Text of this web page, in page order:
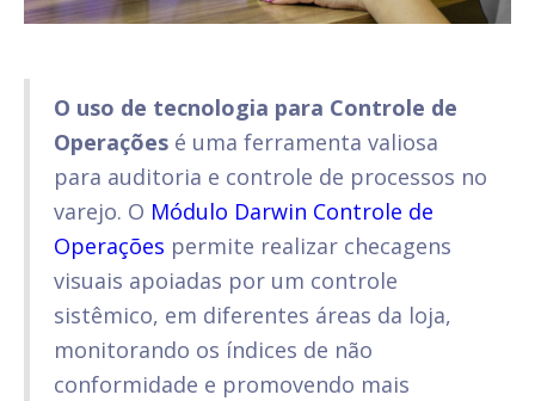
O uso de tecnologia para Controle de
Operações é uma ferramenta valiosa
para auditoria e controle de processos no
varejo. O Módulo Darwin Controle de
Operações permite realizar checagens
visuais apoiadas por um controle
sistêmico, em diferentes áreas da loja,
monitorando os índices de não
conformidade e promovendo mais